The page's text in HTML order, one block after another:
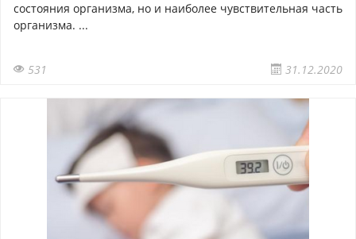
состояния организма, но и наиболее чувствительная часть
организма. ...
531 31.12.2020